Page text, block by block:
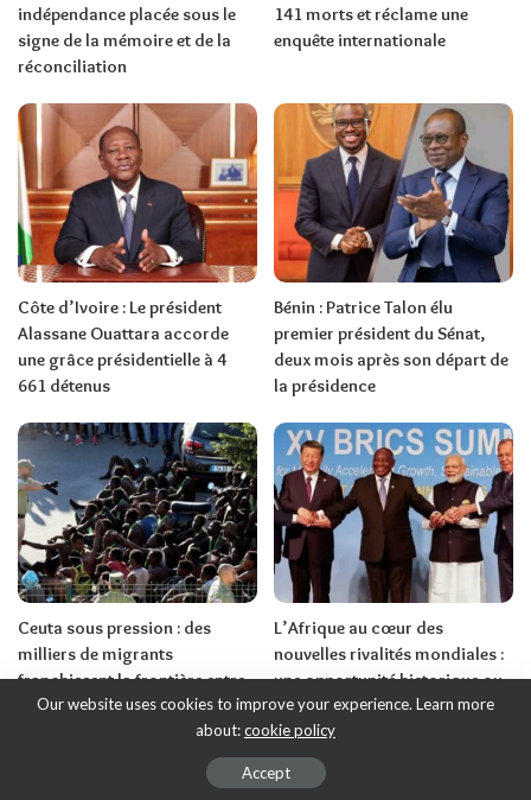
indépendance placée sous le
signe de la mémoire et de la
réconciliation
141 morts et réclame une
enquête internationale
Côte d’Ivoire : Le président
Alassane Ouattara accorde
une grâce présidentielle à 4
661 détenus
Bénin : Patrice Talon élu
premier président du Sénat,
deux mois après son départ de
la présidence
Ceuta sous pression : des
milliers de migrants
franchissent la frontière entre
le Maroc et l’Espagne
L’Afrique au cœur des
nouvelles rivalités mondiales :
une opportunité historique ou
un nouveau risque de
dépendance ? (2e Partie) Par
Ndiawar Diop
Our website uses cookies to improve your experience. Learn more
about:cookie policy
Accept